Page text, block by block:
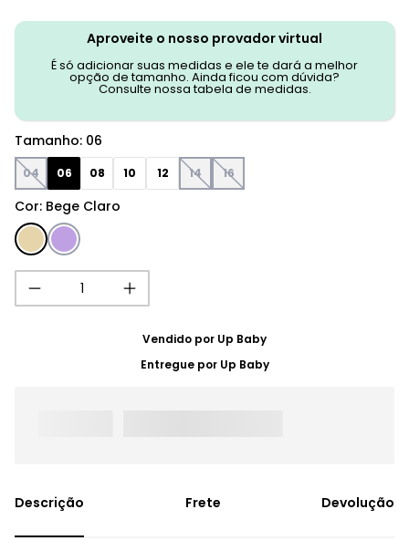
Aproveite o nosso provador virtual
É só adicionar suas medidas e ele te dará a melhor
opção de tamanho. Ainda ficou com dúvida?
Consulte nossa tabela de medidas.
Cor: Bege Claro
Tamanho: 06
04 06 08 10 12 14 16
Vendido por Up Baby
Entregue por Up Baby
Frete Devolução